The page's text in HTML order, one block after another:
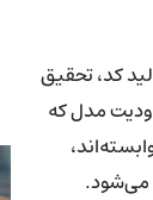
کد، تحقیق
مدل که
می‌شود.